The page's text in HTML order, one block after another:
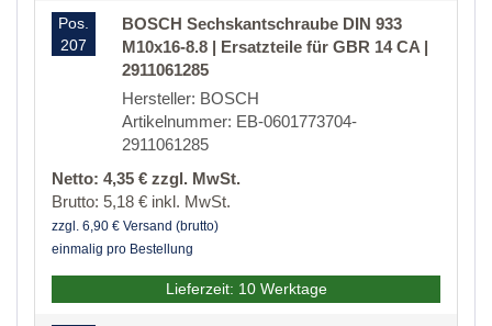
Pos.
207
BOSCH Sechskantschraube DIN 933
M10x16-8.8 | Ersatzteile für GBR 14 CA |
2911061285
Hersteller: BOSCH
Artikelnummer: EB-0601773704-
2911061285
Netto: 4,35 € zzgl. MwSt.
Brutto: 5,18 € inkl. MwSt.
zzgl. 6,90 € Versand (brutto)
einmalig pro Bestellung
Lieferzeit: 10 Werktage